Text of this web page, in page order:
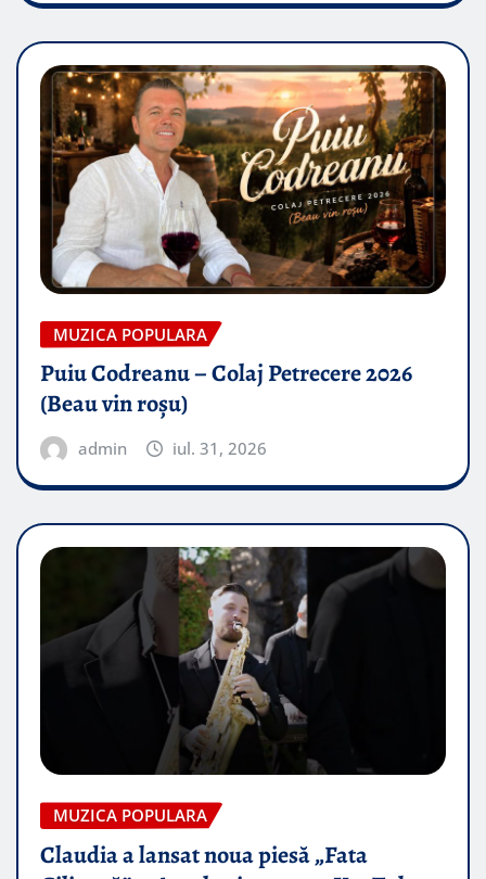
MUZICA POPULARA
Puiu Codreanu – Colaj Petrecere 2026
(Beau vin roșu)
admin iul. 31, 2026
MUZICA POPULARA
Claudia a lansat noua piesă „Fata